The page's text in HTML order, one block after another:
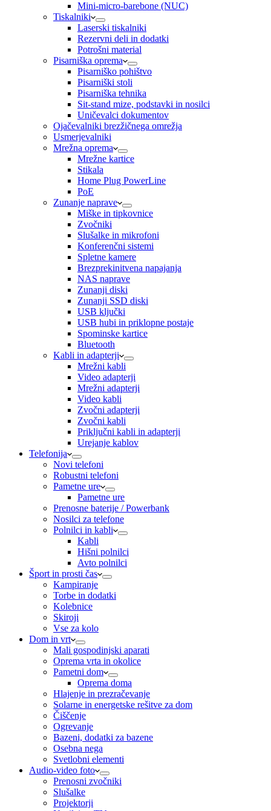
Mini-micro-barebone (NUC)
Tiskalniki
Laserski tiskalniki
Rezervni deli in dodatki
Potrošni material
Pisarniška oprema
Pisarniško pohištvo
Pisarniški stoli
Pisarniška tehnika
Sit-stand mize, podstavki in nosilci
Uničevalci dokumentov
Ojačevalniki brezžičnega omrežja
Usmerjevalniki
Mrežna oprema
Mrežne kartice
Stikala
Home Plug PowerLine
PoE
Zunanje naprave
Miške in tipkovnice
Zvočniki
Slušalke in mikrofoni
Konferenčni sistemi
Spletne kamere
Brezprekinitvena napajanja
NAS naprave
Zunanji diski
Zunanji SSD diski
USB ključki
USB hubi in priklopne postaje
Spominske kartice
Bluetooth
Kabli in adapterji
Mrežni kabli
Video adapterji
Mrežni adapterji
Video kabli
Zvočni adapterji
Zvočni kabli
Priključni kabli in adapterji
Urejanje kablov
Telefonija
Novi telefoni
Robustni telefoni
Pametne ure
Pametne ure
Prenosne baterije / Powerbank
Nosilci za telefone
Polnilci in kabli
Kabli
Hišni polnilci
Avto polnilci
Šport in prosti čas
Kampiranje
Torbe in dodatki
Kolebnice
Skiroji
Vse za kolo
Dom in vrt
Mali gospodinjski aparati
Oprema vrta in okolice
Pametni dom
Oprema doma
Hlajenje in prezračevanje
Solarne in energetske rešitve za dom
Čiščenje
Ogrevanje
Bazeni, dodatki za bazene
Osebna nega
Svetlobni elementi
Audio-video foto
Prenosni zvočniki
Slušalke
Projektorji